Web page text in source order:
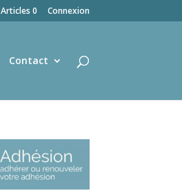
Connexion
Articles 0
Contact